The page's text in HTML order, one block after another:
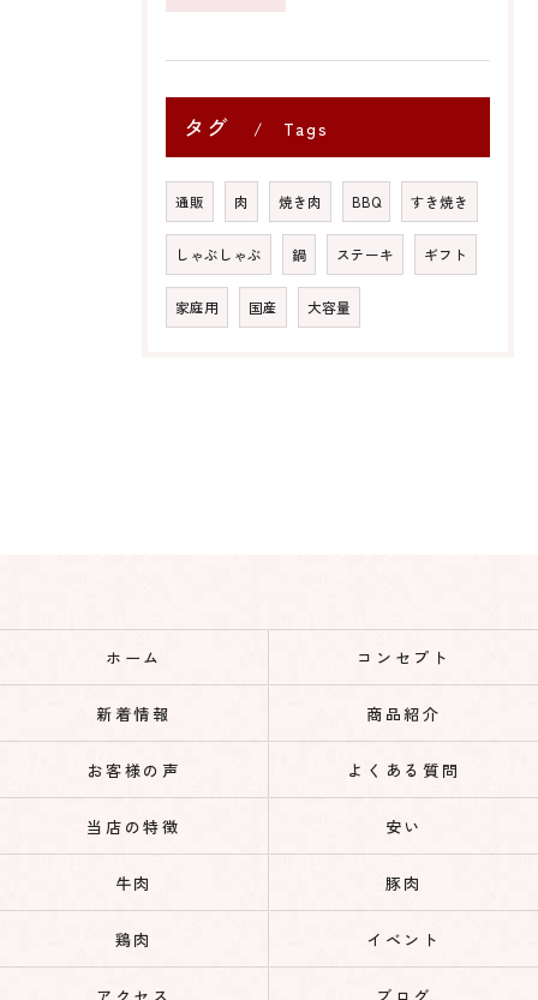
タグ Tags
通販 肉 焼き肉 BBQ すき焼き
しゃぶしゃぶ 鍋 ステーキ ギフト
家庭用 国産 大容量
ホーム コンセプト
新着情報 商品紹介
お客様の声 よくある質問
当店の特徴 安い
牛肉 豚肉
鶏肉 イベント